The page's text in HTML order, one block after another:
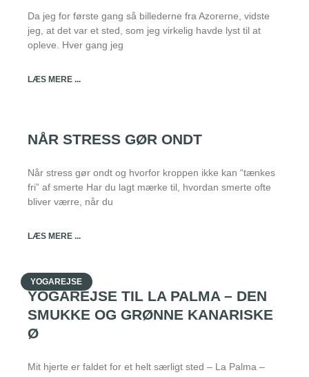
Da jeg for første gang så billederne fra Azorerne, vidste
jeg, at det var et sted, som jeg virkelig havde lyst til at
opleve. Hver gang jeg
LÆS MERE ...
NÅR STRESS GØR ONDT
Når stress gør ondt og hvorfor kroppen ikke kan “tænkes
fri” af smerte Har du lagt mærke til, hvordan smerte ofte
bliver værre, når du
LÆS MERE ...
YOGAREJSE
YOGAREJSE TIL LA PALMA – DEN
SMUKKE OG GRØNNE KANARISKE
Ø
Mit hjerte er faldet for et helt særligt sted – La Palma –